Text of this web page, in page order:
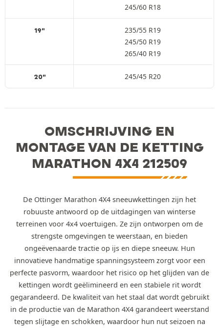
245/60 R18
19"
235/55 R19
245/50 R19
265/40 R19
20" 245/45 R20
OMSCHRIJVING EN
MONTAGE VAN DE KETTING
MARATHON 4X4 212509
De Ottinger Marathon 4X4 sneeuwkettingen zijn het
robuuste antwoord op de uitdagingen van winterse
terreinen voor 4x4 voertuigen. Ze zijn ontworpen om de
strengste omgevingen te weerstaan, en bieden
ongeëvenaarde tractie op ijs en diepe sneeuw. Hun
innovatieve handmatige spanningsysteem zorgt voor een
perfecte pasvorm, waardoor het risico op het glijden van de
kettingen wordt geëlimineerd en een stabiele rit wordt
gegarandeerd. De kwaliteit van het staal dat wordt gebruikt
in de productie van de Marathon 4X4 garandeert weerstand
tegen slijtage en schokken, waardoor hun nut seizoen na